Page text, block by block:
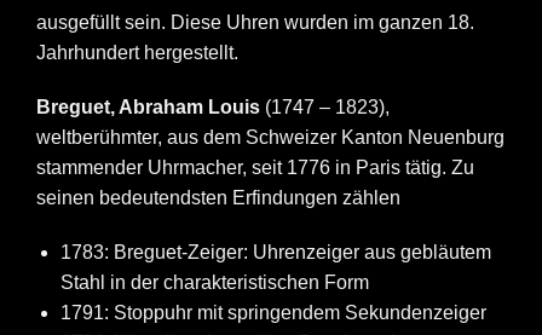
ausgefüllt sein. Diese Uhren wurden im ganzen 18.
Jahrhundert hergestellt.
Breguet, Abraham Louis (1747 – 1823),
weltberühmter, aus dem Schweizer Kanton Neuenburg
stammender Uhrmacher, seit 1776 in Paris tätig. Zu
seinen bedeutendsten Erfindungen zählen
1783: Breguet-Zeiger: Uhrenzeiger aus gebläutem
Stahl in der charakteristischen Form
1791: Stoppuhr mit springendem Sekundenzeiger